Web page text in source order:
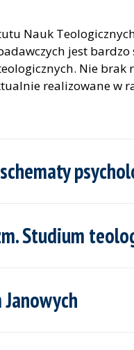
Nauk
jest
Nie
realizowane w
Studium